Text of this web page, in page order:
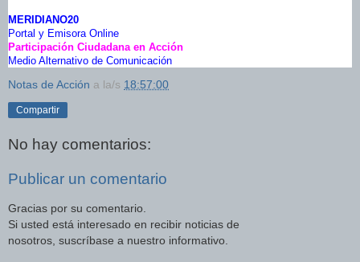
MERIDIANO20
Portal y Emisora Online
Participación Ciudadana en Acción
Medio Alternativo de Comunicación
Notas de Acción a la/s 18:57:00
Compartir
No hay comentarios:
Publicar un comentario
Gracias por su comentario.
Si usted está interesado en recibir noticias de
nosotros, suscríbase a nuestro informativo.